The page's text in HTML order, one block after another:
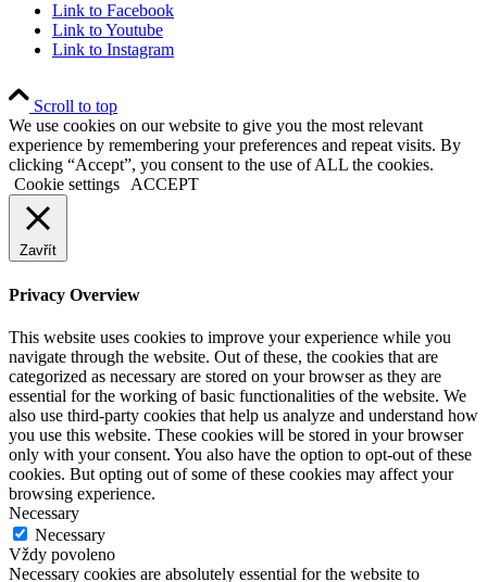
Link to Facebook
Link to Youtube
Link to Instagram
Scroll to top
We use cookies on our website to give you the most relevant
experience by remembering your preferences and repeat visits. By
clicking “Accept”, you consent to the use of ALL the cookies.
Cookie settings
ACCEPT
Zavřít
Privacy Overview
This website uses cookies to improve your experience while you
navigate through the website. Out of these, the cookies that are
categorized as necessary are stored on your browser as they are
essential for the working of basic functionalities of the website. We
also use third-party cookies that help us analyze and understand how
you use this website. These cookies will be stored in your browser
only with your consent. You also have the option to opt-out of these
cookies. But opting out of some of these cookies may affect your
browsing experience.
Necessary
Necessary
Vždy povoleno
Necessary cookies are absolutely essential for the website to